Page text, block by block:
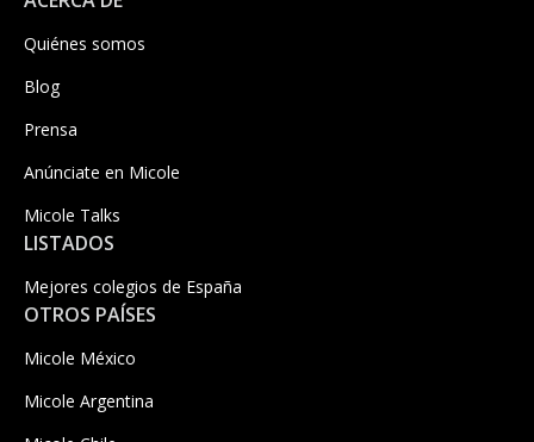
Quiénes somos
Blog
Prensa
Anúnciate en Micole
Micole Talks
LISTADOS
Mejores colegios de España
OTROS PAÍSES
Micole México
Micole Argentina